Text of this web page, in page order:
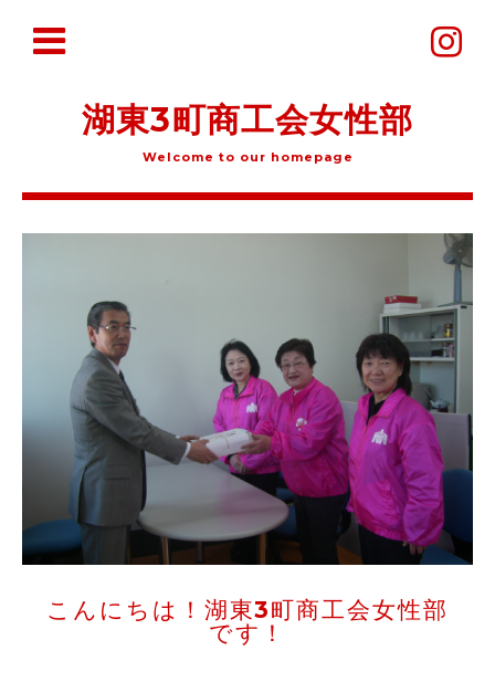
湖東3町商工会女性部
Welcome to our homepage
こんにちは！湖東3町商工会女性部
です！